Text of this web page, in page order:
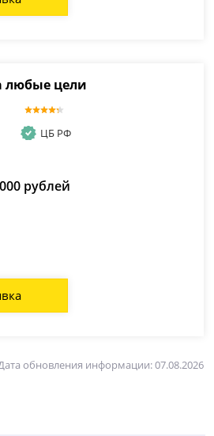
любые цели
ЦБ РФ
рублей
обновления информации: 07.08.2026